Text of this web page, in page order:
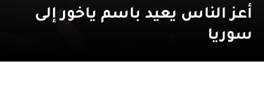
أعز الناس يعيد باسم ياخور إلى
سوريا